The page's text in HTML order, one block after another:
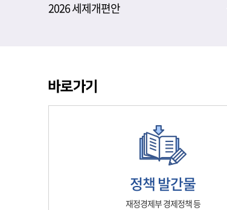
2026 세제개편안
정책 발간물
재정경제부 경제정책 등